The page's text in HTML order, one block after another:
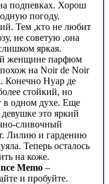
подпевках. Хорош
погоду.
Тем ,кто не любит
не советую ,она
яркая.
женщине парфюм
на Noir de Noir
Конечно Нуар де
стойкий, но
в одном духе. Еще
это яркий
сливочный
Лилию и гардению
Теперь осталось
на коже.
Memo –
и пробуйте.